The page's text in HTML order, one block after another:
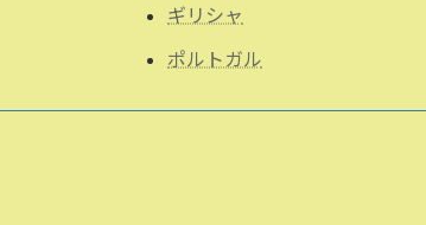
ギリシャ
ポルトガル